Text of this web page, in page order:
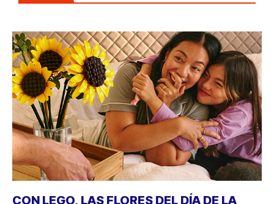
CON LEGO, LAS FLORES DEL DÍA DE LA